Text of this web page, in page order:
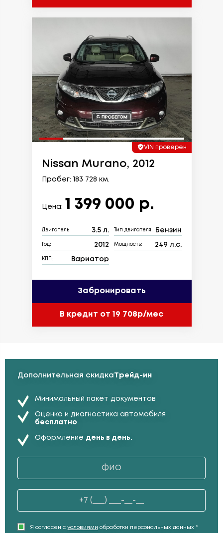
VIN проверен
Nissan Murano, 2012
Пробег: 183 728 км.
Цена: 1 399 000 р.
Двигатель: 3.5 л. Тип двигателя: Бензин
Год: 2012 Мощность: 249 л.с.
КПП: Вариатор
Забронировать
В кредит от 19 708р/мес
Дополнительная скидкаТрейд-ин
Минимальный пакет документов
Оценка и диагностика автомобиля
бесплатно
Оформление день в день.
Я согласен с условиями обработки персональных данных *